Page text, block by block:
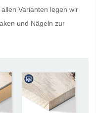
Varianten legen wir
und Nägeln zur